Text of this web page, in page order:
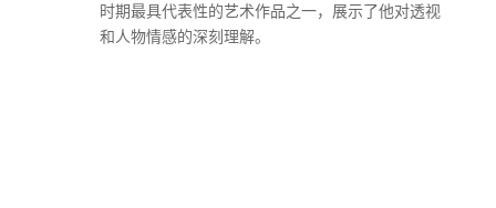
时期最具代表性的艺术作品之一，展示了他对透视
和人物情感的深刻理解。